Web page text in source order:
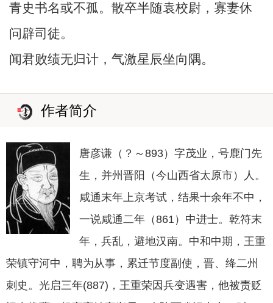
青史书名或不孤。散卒半随袁校尉，寡妻休
问辟司徒。
闻君败绩无归计，气激星辰坐向隅。
作者简介
唐彦谦（？～893）字茂业，号鹿门先
生，并州晋阳（今山西省太原市）人。
咸通末年上京考试，结果十余年不中，
一说咸通二年（861）中进士。乾符末
年，兵乱，避地汉南。中和中期，王重
荣镇守河中，聘为从事，累迁节度副使，晋、绛二州
刺史。光启三年(887)，王重荣因兵变遇害，他被责贬